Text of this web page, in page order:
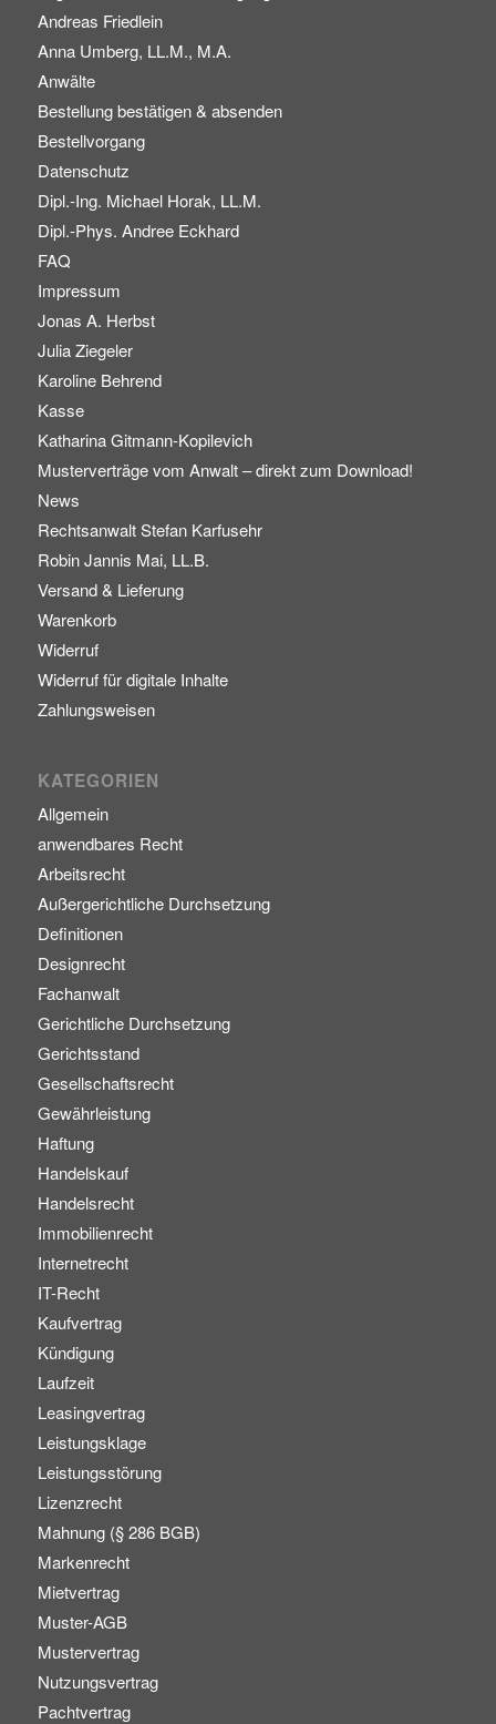
Andreas Friedlein
Anna Umberg, LL.M., M.A.
Anwälte
Bestellung bestätigen & absenden
Bestellvorgang
Datenschutz
Dipl.-Ing. Michael Horak, LL.M.
Dipl.-Phys. Andree Eckhard
FAQ
Impressum
Jonas A. Herbst
Julia Ziegeler
Karoline Behrend
Kasse
Katharina Gitmann-Kopilevich
Musterverträge vom Anwalt – direkt zum Download!
News
Rechtsanwalt Stefan Karfusehr
Robin Jannis Mai, LL.B.
Versand & Lieferung
Warenkorb
Widerruf
Widerruf für digitale Inhalte
Zahlungsweisen
KATEGORIEN
Allgemein
anwendbares Recht
Arbeitsrecht
Außergerichtliche Durchsetzung
Definitionen
Designrecht
Fachanwalt
Gerichtliche Durchsetzung
Gerichtsstand
Gesellschaftsrecht
Gewährleistung
Haftung
Handelskauf
Handelsrecht
Immobilienrecht
Internetrecht
IT-Recht
Kaufvertrag
Kündigung
Laufzeit
Leasingvertrag
Leistungsklage
Leistungsstörung
Lizenzrecht
Mahnung (§ 286 BGB)
Markenrecht
Mietvertrag
Muster-AGB
Mustervertrag
Nutzungsvertrag
Pachtvertrag